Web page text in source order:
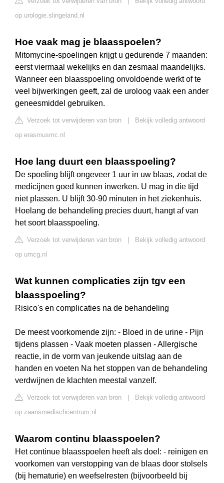
op urologie.slingeland.nl
Hoe vaak mag je blaasspoelen?
Mitomycine-spoelingen krijgt u gedurende 7 maanden:
eerst viermaal wekelijks en dan zesmaal maandelijks.
Wanneer een blaasspoeling onvoldoende werkt of te
veel bijwerkingen geeft, zal de uroloog vaak een ander
geneesmiddel gebruiken.
Verzoek tot verwijderen van bron
Bekijk volledig antwoord
op erasmusmc.nl
Hoe lang duurt een blaasspoeling?
De spoeling blijft ongeveer 1 uur in uw blaas, zodat de
medicijnen goed kunnen inwerken. U mag in die tijd
niet plassen. U blijft 30-90 minuten in het ziekenhuis.
Hoelang de behandeling precies duurt, hangt af van
het soort blaasspoeling.
Verzoek tot verwijderen van bron
Bekijk volledig antwoord
op umcg.nl
Wat kunnen complicaties zijn tgv een
blaasspoeling?
Risico's en complicaties na de behandeling
De meest voorkomende zijn: - Bloed in de urine - Pijn
tijdens plassen - Vaak moeten plassen - Allergische
reactie, in de vorm van jeukende uitslag aan de
handen en voeten Na het stoppen van de behandeling
verdwijnen de klachten meestal vanzelf.
Verzoek tot verwijderen van bron
Bekijk volledig antwoord
op zaansmedischcentrum.nl
Waarom continu blaasspoelen?
Het continue blaasspoelen heeft als doel: - reinigen en
voorkomen van verstopping van de blaas door stolsels
(bij hematurie) en weefselresten (bijvoorbeeld bij